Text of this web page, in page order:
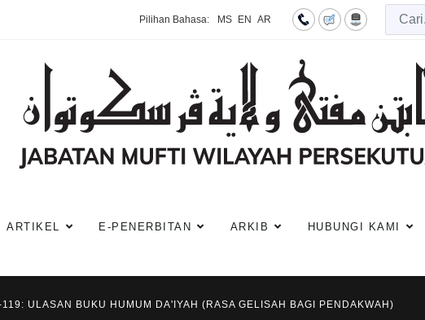
Pilihan Bahasa: MS EN AR
ARTIKEL E-PENERBITAN ARKIB HUBUNGI KAMI
ULASAN BUKU HUMUM DA'IYAH (RASA GELISAH BAGI PENDAKWAH)